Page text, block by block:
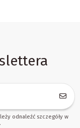
odnaleźć szczegóły w